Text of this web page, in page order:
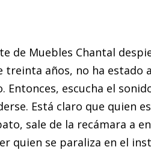
de Muebles Chantal
treinta años, no ha estado
Entonces, escucha el
Está claro que quien
sale de la recámara a
quien se paraliza en el